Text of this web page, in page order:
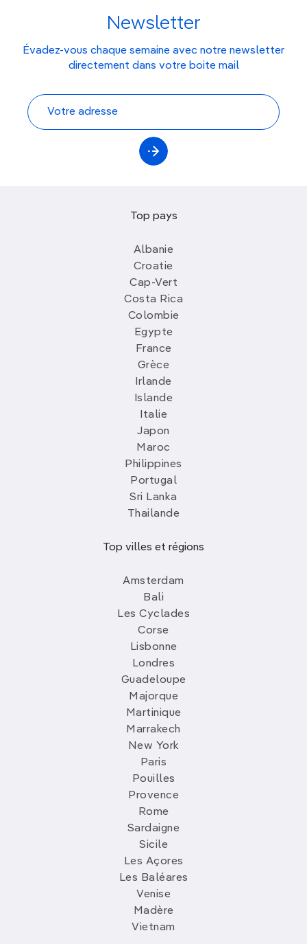
Newsletter
Évadez-vous chaque semaine avec notre newsletter
directement dans votre boite mail
Top pays
Albanie
Croatie
Cap-Vert
Costa Rica
Colombie
Egypte
France
Grèce
Irlande
Islande
Italie
Japon
Maroc
Philippines
Portugal
Sri Lanka
Thailande
Top villes et régions
Amsterdam
Bali
Les Cyclades
Corse
Lisbonne
Londres
Guadeloupe
Majorque
Martinique
Marrakech
New York
Paris
Pouilles
Provence
Rome
Sardaigne
Sicile
Les Açores
Les Baléares
Venise
Madère
Vietnam